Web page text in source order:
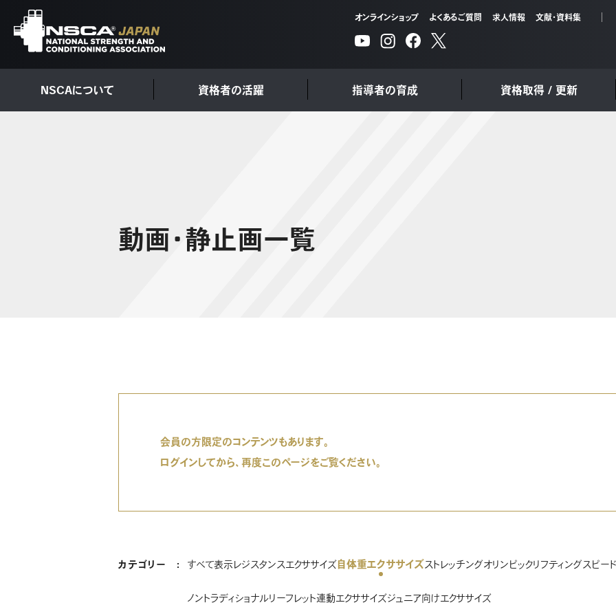
オンラインショップ よくあるご質問 求人情報 文献・資料集
NSCAについて 資格者の活躍 指導者の育成 資格取得 / 更新
動画・静止画一覧
会員の方限定のコンテンツもあります。
ログインしてから、再度このページをご覧ください。
カテゴリー すべて表示 レジスタンスエクササイズ 自体重エクササイズ ストレッチング オリンピックリフティング スピー
ノントラディショナルリーフレット連動エクササイズ ジュニア向けエクササイズ